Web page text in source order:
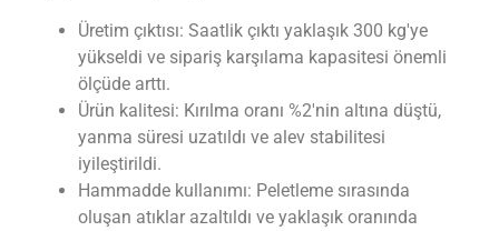
Üretim çıktısı: Saatlik çıktı yaklaşık 300 kg'ye
yükseldi ve sipariş karşılama kapasitesi önemli
ölçüde arttı.
Ürün kalitesi: Kırılma oranı %2'nin altına düştü,
yanma süresi uzatıldı ve alev stabilitesi
iyileştirildi.
Hammadde kullanımı: Peletleme sırasında
oluşan atıklar azaltıldı ve yaklaşık oranında